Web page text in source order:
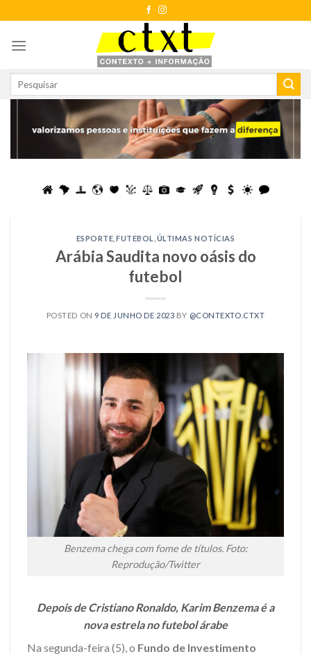
to
content
ESPORTE ,FUTEBOL ÚLTIMAS NOTÍCIAS
Arábia Saudita novo oásis do
futebol
POSTED ON 9 DE JUNHO DE 2023 BY @CONTEXTO.CTXT
Benzema chega com fome de títulos. Foto:
Reprodução/Twitter
Depois de Cristiano Ronaldo, Karim Benzema é a
nova estrela no futebol árabe
Na segunda-feira (5), o Fundo de Investimento